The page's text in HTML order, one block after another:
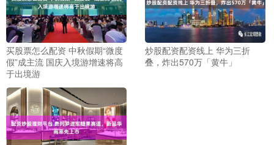
买股票怎么配资 中秋假期“微度
假”成主流 国庆入境游增速将高
于出境游
炒股配资配资线上 华为三折
叠，炸出570万「黄牛」